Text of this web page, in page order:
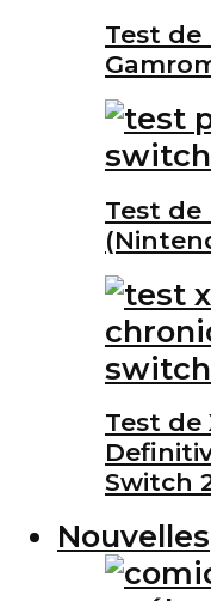
Test
Test de
Test de
Switch
Nouvelles